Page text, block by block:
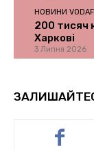
НОВИНИ
200 тисяч
Харкові
3 Липня 2026